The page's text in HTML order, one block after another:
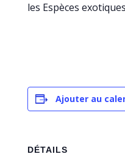
les Espèces
Ajouter au
DÉTAILS